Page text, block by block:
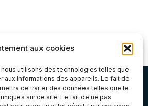
aux cookies
utilisons des technologies telles que
informations des appareils. Le fait de
de traiter des données telles que le
sur ce site. Le fait de ne pas